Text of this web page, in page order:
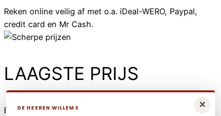
Reken online veilig af met o.a. iDeal-WERO, Paypal,
credit card en Mr Cash.
LAAGSTE PRIJS
Elders goedkoper? Neem dan contact met ons op. ×
DE HEEREN WILLEMS